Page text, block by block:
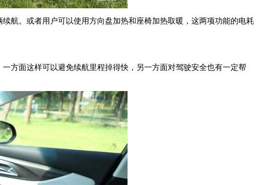
。或者用户可以使用方向盘加热和座椅加热取暖，这两项功能的电耗
面这样可以避免续航里程掉得快，另一方面对驾驶安全也有一定帮